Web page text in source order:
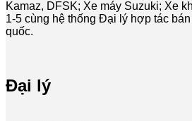
Kamaz, DFSK; Xe máy Suzuki; Xe
1-5 cùng hệ thống Đại lý hợp tác
quốc.
Đại lý